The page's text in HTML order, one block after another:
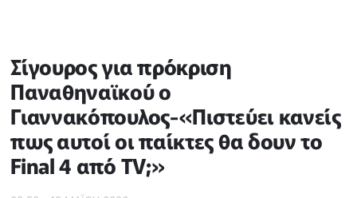
Σίγουρος για πρόκριση
Παναθηναϊκού ο
Γιαννακόπουλος-«Πιστεύει κανείς
πως αυτοί οι παίκτες θα δουν το
Final 4 από TV;»